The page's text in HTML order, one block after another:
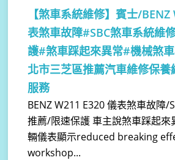
【煞車系統維修】賓士/BENZ
表煞車故障#SBC煞車系統維
護#煞車踩起來異常#機械煞
北市三芝區推薦汽車維修保養
服務
BENZ W211 E320 儀表煞車故障/
推薦/限速保護 車主說煞車踩起來
輛儀表顯示reduced breaking
workshop...